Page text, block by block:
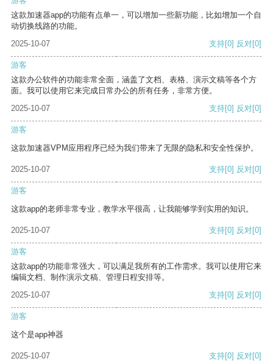
这款加速器app的功能有点单一，可以增加一些新功能，比如增加一个自
动切换线路的功能。
2025-10-07
支持[0] 反对[0]
游客
这款办公软件的功能非常全面，涵盖了文档、表格、演示文稿等各个方
面。我可以使用它来完成日常办公的所有任务，非常方便。
2025-10-07
支持[0] 反对[0]
游客
这款加速器VPM应用程序已经为我们带来了无限的隐私和安全性保护。
2025-10-07 支持[0] 反对[0]
游客
这款app的老师非常专业，教学水平很高，让我能够学到实用的知识。
2025-10-07 支持[0] 反对[0]
游客
这款app的功能非常强大，可以满足我所有的工作需求。我可以使用它来
编辑文档、制作演示文稿、管理日程安排等。
2025-10-07
支持[0] 反对[0]
游客
这个是app神器
2025-10-07 支持[0] 反对[0]